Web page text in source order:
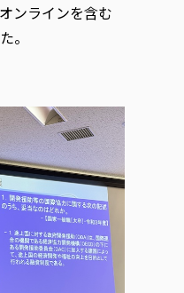
ンラインを含む
。